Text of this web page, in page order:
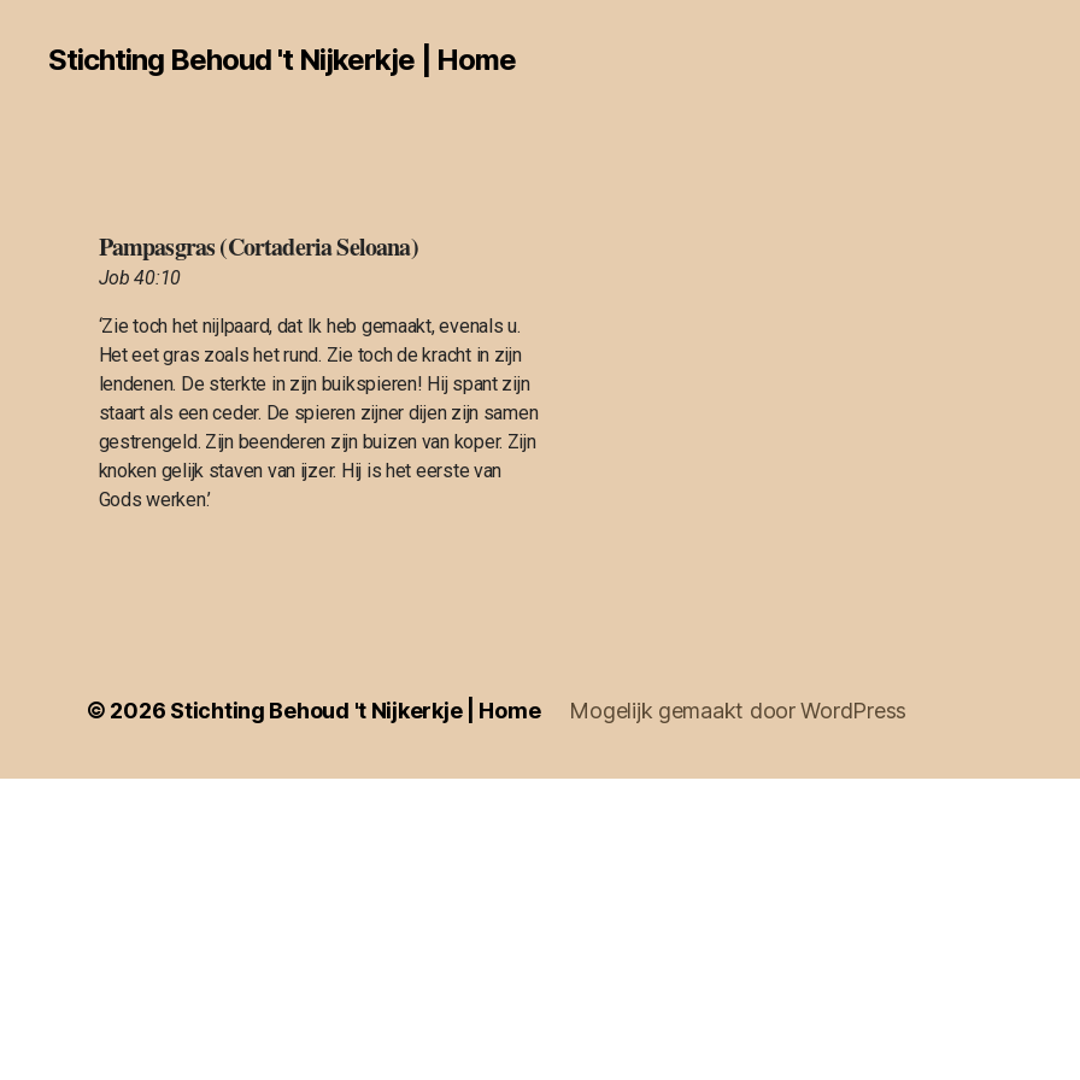
Stichting Behoud 't Nijkerkje | Home
Pampasgras (Cortaderia Seloana)
Job 40:10
‘Zie toch het nijlpaard, dat Ik heb gemaakt, evenals u.
Het eet gras zoals het rund. Zie toch de kracht in zijn
lendenen. De sterkte in zijn buikspieren! Hij spant zijn
staart als een ceder. De spieren zijner dijen zijn samen
gestrengeld. Zijn beenderen zijn buizen van koper. Zijn
knoken gelijk staven van ijzer. Hij is het eerste van
Gods werken.’
© 2026 Stichting Behoud 't Nijkerkje | Home Mogelijk gemaakt door WordPress